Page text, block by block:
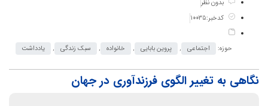
بدون نظر
کدخبر:10035
حوزه: اجتماعی , پروین بابایی , خانواده , سبک زندگی , یادداشت
نگاهی به تغییر الگوی فرزندآوری در جهان